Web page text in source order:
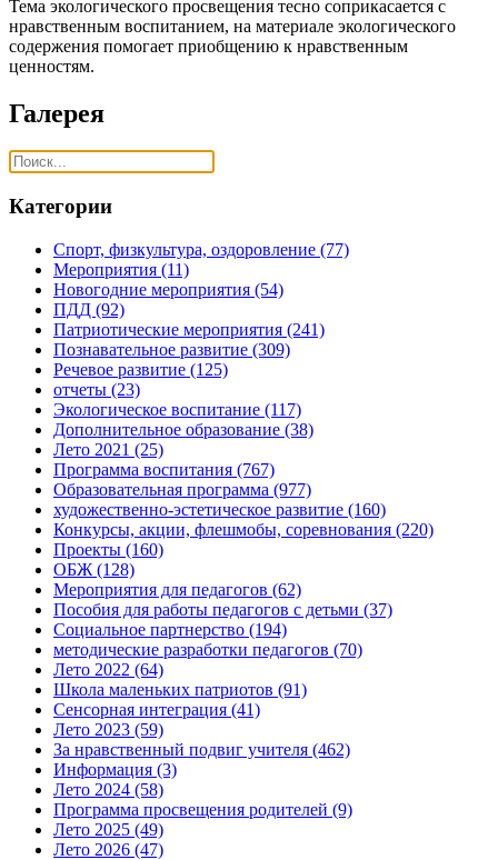
Тема экологического просвещения тесно соприкасается с
нравственным воспитанием, на материале экологического
содержения помогает приобщению к нравственным
ценностям.
Галерея
Категории
Спорт, физкультура, оздоровление (77)
Мероприятия (11)
Новогодние мероприятия (54)
ПДД (92)
Патриотические мероприятия (241)
Познавательное развитие (309)
Речевое развитие (125)
отчеты (23)
Экологическое воспитание (117)
Дополнительное образование (38)
Лето 2021 (25)
Программа воспитания (767)
Образовательная программа (977)
художественно-эстетическое развитие (160)
Конкурсы, акции, флешмобы, соревнования (220)
Проекты (160)
ОБЖ (128)
Мероприятия для педагогов (62)
Пособия для работы педагогов с детьми (37)
Социальное партнерство (194)
методические разработки педагогов (70)
Лето 2022 (64)
Школа маленьких патриотов (91)
Сенсорная интеграция (41)
Лето 2023 (59)
За нравственный подвиг учителя (462)
Информация (3)
Лето 2024 (58)
Программа просвещения родителей (9)
Лето 2025 (49)
Лето 2026 (47)